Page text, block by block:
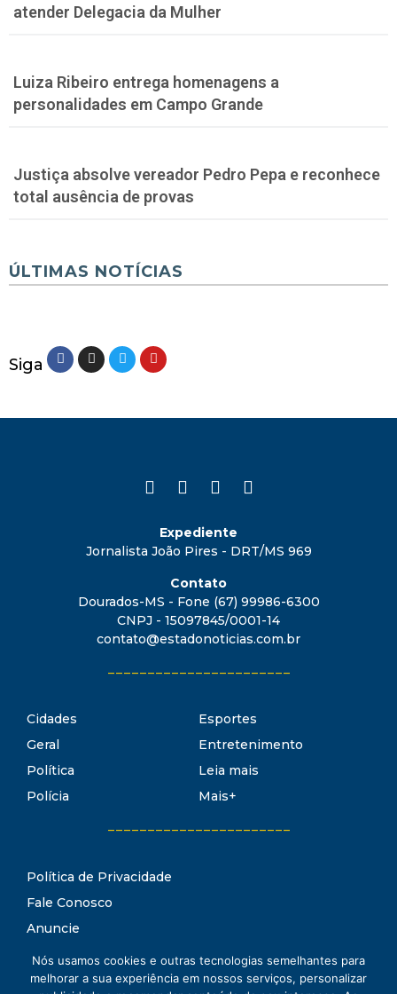
atender Delegacia da Mulher
Luiza Ribeiro entrega homenagens a
personalidades em Campo Grande
Justiça absolve vereador Pedro Pepa e reconhece
total ausência de provas
ÚLTIMAS NOTÍCIAS
Siga
Expediente
Jornalista João Pires - DRT/MS 969
Contato
Dourados-MS - Fone (67) 99986-6300
CNPJ - 15097845/0001-14
contato@estadonoticias.com.br
Cidades
Geral
Política
Polícia
Esportes
Entretenimento
Leia mais
Mais+
Política de Privacidade
Fale Conosco
Anuncie
Termos de Uso
Conheça oEstado Notícias
Nós usamos cookies e outras tecnologias semelhantes para
melhorar a sua experiência em nossos serviços, personalizar